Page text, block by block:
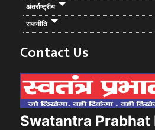
अंतर्राष्ट्रीय
राजनीति
Contact Us
Swatantra Prabhat